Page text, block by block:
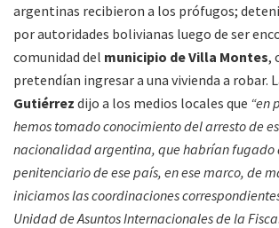
argentinas recibieron a los prófugos;
por autoridades bolivianas luego de ser
comunidad del municipio de Villa Montes,
pretendían ingresar a una vivienda a robar.
Gutiérrez dijo a los medios locales que “en
hemos tomado conocimiento del arresto de
nacionalidad argentina, que habrían fugado
penitenciario de ese país, en ese marco, de
iniciamos las coordinaciones
Unidad de Asuntos Internacionales de la